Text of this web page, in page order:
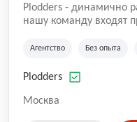
Plodders - динамично
нашу команду входят
на рынке
оказываемых услуг.
Агентство Без опыта
Plodders
Москва